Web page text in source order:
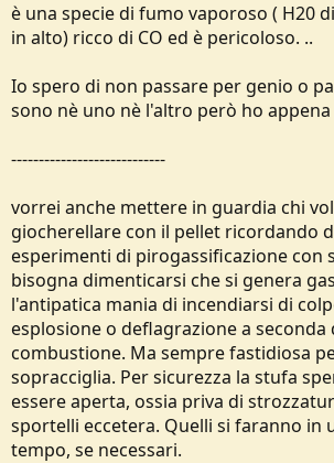
è una specie di fumo vaporoso ( H20
in alto) ricco di CO ed è pericoloso. ..
Io spero di non passare per genio o
sono nè uno nè l'altro però ho
----------------------------
vorrei anche mettere in guardia chi
giocherellare con il pellet ricordando
esperimenti di pirogassificazione con
bisogna dimenticarsi che si genera
l'antipatica mania di incendiarsi di
esplosione o deflagrazione a seconda
combustione. Ma sempre fastidiosa
sopracciglia. Per sicurezza la stufa
essere aperta, ossia priva di
sportelli eccetera. Quelli si faranno in
tempo, se necessari.